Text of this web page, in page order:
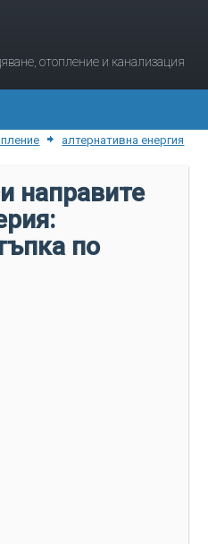
отопление и канализация
алтернативна енергия
направите
по